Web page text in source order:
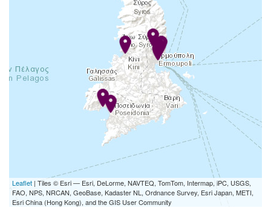
Leaflet | Tiles © Esri — Esri, DeLorme, NAVTEQ, TomTom, Intermap, iPC, USGS,
FAO, NPS, NRCAN, GeoBase, Kadaster NL, Ordnance Survey, Esri Japan, METI,
Esri China (Hong Kong), and the GIS User Community